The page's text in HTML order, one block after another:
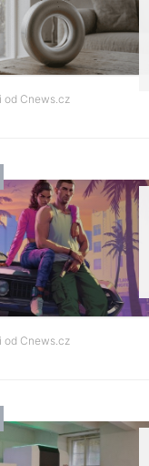
od Cnews.cz
od Cnews.cz